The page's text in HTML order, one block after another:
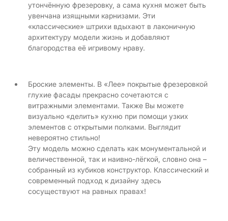
утончённую фрезеровку, а сама кухня может быть
увенчана изящными карнизами. Эти
«классические» штрихи вдыхают в лаконичную
архитектуру модели жизнь и добавляют
благородства её игривому нраву.
Броские элементы. В «Лее» покрытые фрезеровкой
глухие фасады прекрасно сочетаются с
витражными элементами. Также Вы можете
визуально «делить» кухню при помощи узких
элементов с открытыми полками. Выглядит
невероятно стильно!
Эту модель можно сделать как монументальной и
величественной, так и наивно-лёгкой, словно она –
собранный из кубиков конструктор. Классический и
современный подход к дизайну здесь
сосуществуют на равных правах!